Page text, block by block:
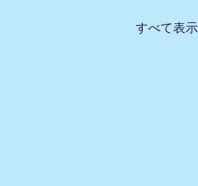
すべて表示